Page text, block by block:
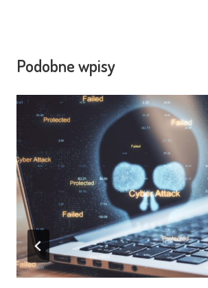
Podobne wpisy